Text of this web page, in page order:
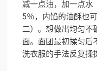
减一点油，加一点水
5％，内馅的油酥也
二）。想做出均匀不
面。面团最初揉匀后
洗衣服的手法反复揉